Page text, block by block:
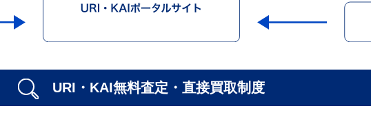
URI・KAI無料査定・ 直接買取制度